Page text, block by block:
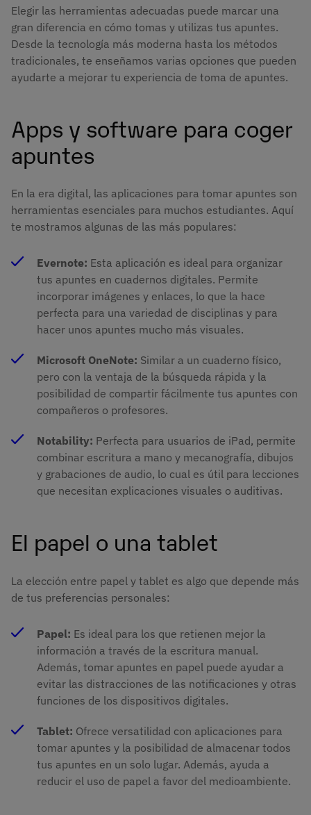
Elegir las herramientas adecuadas puede marcar una
gran diferencia en cómo tomas y utilizas tus apuntes.
Desde la tecnología más moderna hasta los métodos
tradicionales, te enseñamos varias opciones que pueden
ayudarte a mejorar tu experiencia de toma de apuntes.
Apps y software para coger
apuntes
En la era digital, las aplicaciones para tomar apuntes son
herramientas esenciales para muchos estudiantes. Aquí
te mostramos algunas de las más populares:
Evernote: Esta aplicación es ideal para organizar
tus apuntes en cuadernos digitales. Permite
incorporar imágenes y enlaces, lo que la hace
perfecta para una variedad de disciplinas y para
hacer unos apuntes mucho más visuales.
Microsoft OneNote: Similar a un cuaderno físico,
pero con la ventaja de la búsqueda rápida y la
posibilidad de compartir fácilmente tus apuntes con
compañeros o profesores.
Notability: Perfecta para usuarios de iPad, permite
combinar escritura a mano y mecanografía, dibujos
y grabaciones de audio, lo cual es útil para lecciones
que necesitan explicaciones visuales o auditivas.
El papel o una tablet
La elección entre papel y tablet es algo que depende más
de tus preferencias personales:
Papel: Es ideal para los que retienen mejor la
información a través de la escritura manual.
Además, tomar apuntes en papel puede ayudar a
evitar las distracciones de las notificaciones y otras
funciones de los dispositivos digitales.
Tablet: Ofrece versatilidad con aplicaciones para
tomar apuntes y la posibilidad de almacenar todos
tus apuntes en un solo lugar. Además, ayuda a
reducir el uso de papel a favor del medioambiente.